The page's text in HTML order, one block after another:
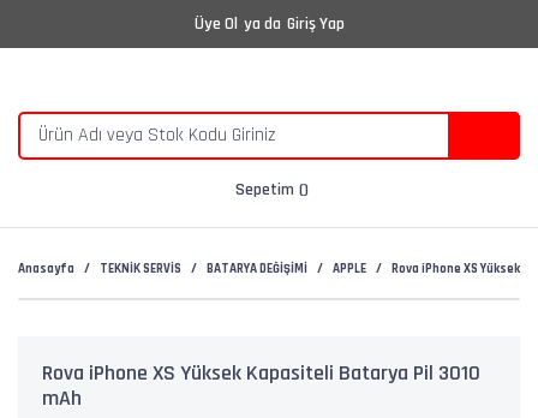
Üye Ol ya da Giriş Yap
Sepetim
Anasayfa TEKNİK SERVİS BATARYA DEĞİŞİMİ APPLE Rova iPhone XS Yüksek
Rova iPhone XS Yüksek Kapasiteli Batarya Pil 3010
mAh